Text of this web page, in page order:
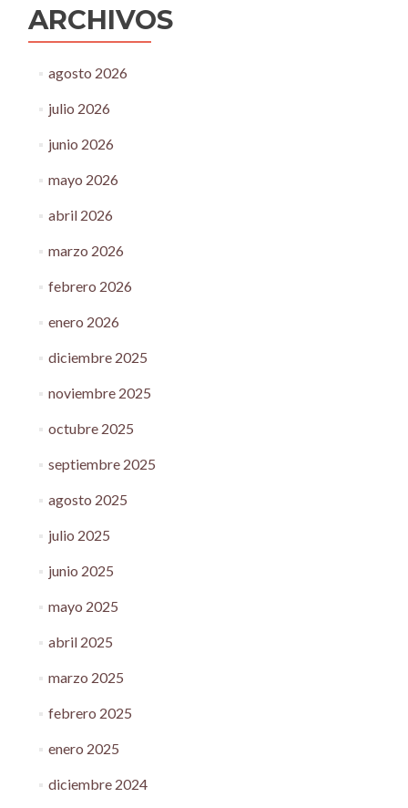
ARCHIVOS
agosto 2026
julio 2026
junio 2026
mayo 2026
abril 2026
marzo 2026
febrero 2026
enero 2026
diciembre 2025
noviembre 2025
octubre 2025
septiembre 2025
agosto 2025
julio 2025
junio 2025
mayo 2025
abril 2025
marzo 2025
febrero 2025
enero 2025
diciembre 2024